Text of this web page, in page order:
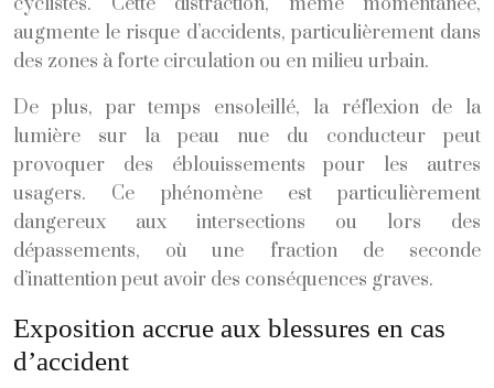
augmente le risque d’accidents, particulièrement dans
des zones à forte circulation ou en milieu urbain.
De plus, par temps ensoleillé, la réflexion de la
lumière sur la peau nue du conducteur peut
provoquer des éblouissements pour les autres
usagers. Ce phénomène est particulièrement
dangereux aux intersections ou lors des
dépassements, où une fraction de seconde
d’inattention peut avoir des conséquences graves.
Exposition accrue aux blessures en cas
d’accident